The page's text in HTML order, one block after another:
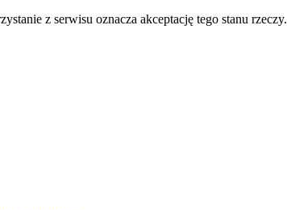
z serwisu oznacza akceptację tego stanu rzeczy.